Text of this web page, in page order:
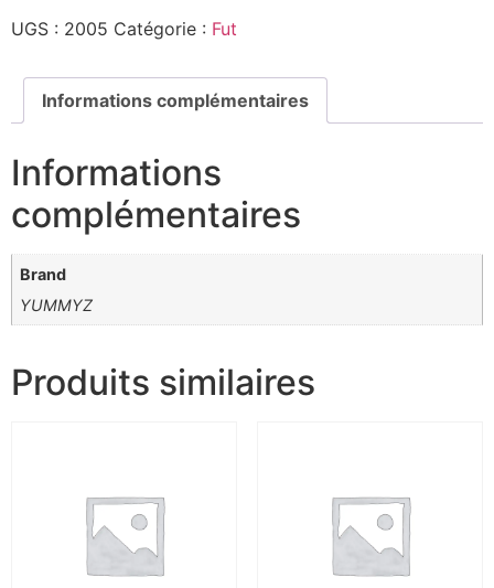
UGS : 2005 Catégorie : Fut
Informations complémentaires
Informations
complémentaires
Brand
YUMMYZ
Produits similaires